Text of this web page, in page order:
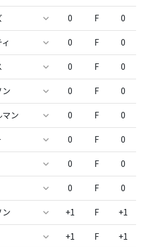
0 F 0
0 F 0
0 F 0
0 F 0
ン 0 F 0
0 F 0
0 F 0
0 F 0
+1 F +1
+1 F +1